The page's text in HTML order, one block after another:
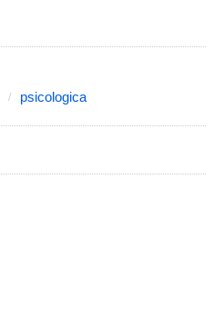
psicologica